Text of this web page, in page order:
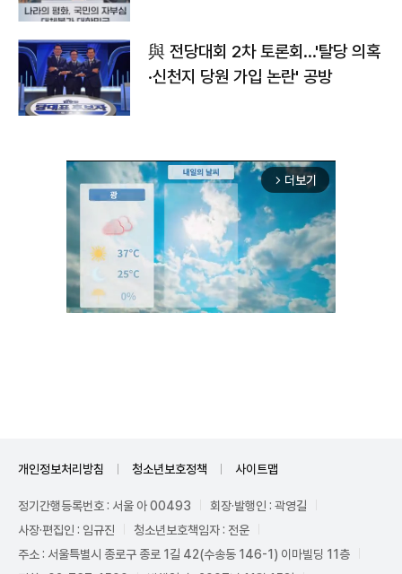
與 전당대회 2차 토론회…'탈당 의혹
·신천지 당원 가입 논란' 공방
arrow_forward_ios 더보기
개인정보처리방침 청소년보호정책 사이트맵
정기간행등록번호 : 서울 아 00493
회장·발행인 : 곽영길
사장·편집인 : 임규진
청소년보호책임자 : 전운
주소 : 서울특별시 종로구 종로 1길 42(수송동 146-1) 이마빌딩 11층